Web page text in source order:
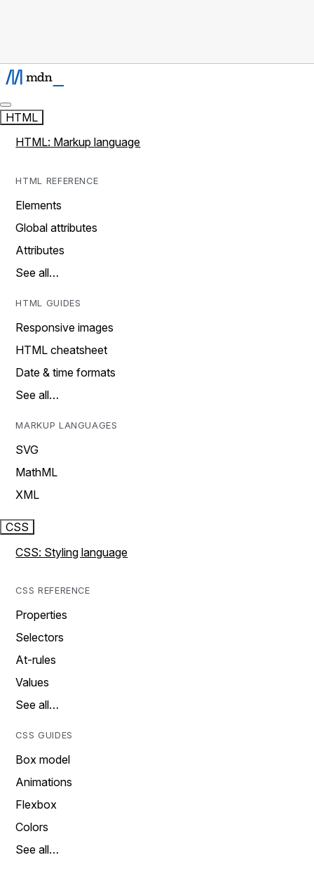
HTML
HTML: Markup language
HTML REFERENCE
Elements
Global attributes
Attributes
See all…
HTML GUIDES
Responsive images
HTML cheatsheet
Date & time formats
See all…
MARKUP LANGUAGES
SVG
MathML
XML
CSS
CSS: Styling language
CSS REFERENCE
Properties
Selectors
At-rules
Values
See all…
CSS GUIDES
Box model
Animations
Flexbox
Colors
See all…